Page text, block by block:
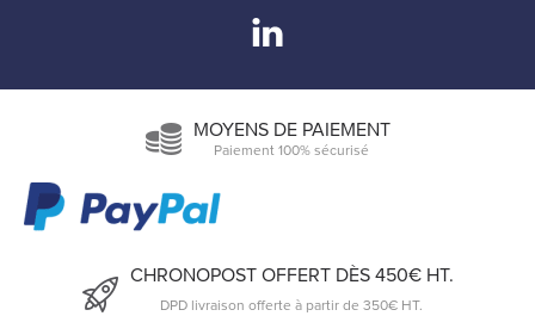
MOYENS DE PAIEMENT
Paiement 100% sécurisé
CHRONOPOST OFFERT DÈS 450€ HT.
DPD livraison offerte à partir de 350€ HT.